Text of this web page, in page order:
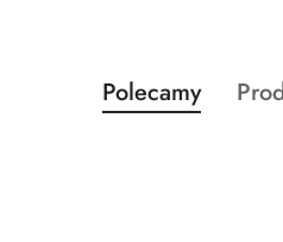
Pomiń karuzelę
Produkty
o
Polecamy